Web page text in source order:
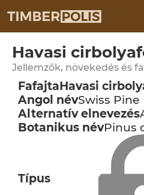
Havasi
Jellemzők, növekedés és
FafajtaHavasi
Angol névSwiss Pine
Alternatív elnevezés
Botanikus névPinus
Típus